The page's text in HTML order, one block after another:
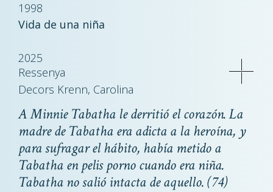
1998
Vida de una niña
2025
Ressenya
Decors Krenn, Carolina
A Minnie Tabatha le derritió el corazón. La
madre de Tabatha era adicta a la heroína, y
para sufragar el hábito, había metido a
Tabatha en pelis porno cuando era niña.
Tabatha no salió intacta de aquello.(74)